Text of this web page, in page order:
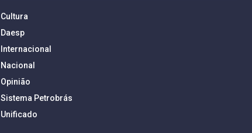
Cultura
Daesp
Internacional
Nacional
Opinião
Sistema Petrobrás
Unificado